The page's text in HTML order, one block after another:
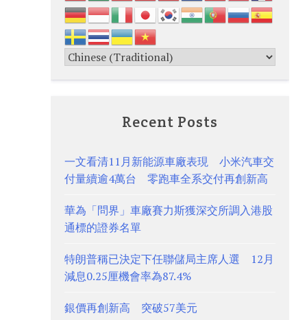
Recent Posts
一文看清11月新能源車廠表現 小米汽車交
付量續逾4萬台 零跑車全系交付再創新高
華為「問界」車廠賽力斯獲深交所調入港股
通標的證券名單
特朗普稱已決定下任聯儲局主席人選 12月
減息0.25厘機會率為87.4%
銀價再創新高 突破57美元